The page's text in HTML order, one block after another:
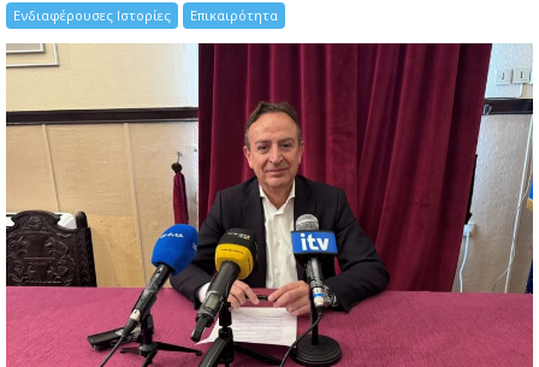
Ενδιαφέρουσες Ιστορίες Επικαιρότητα